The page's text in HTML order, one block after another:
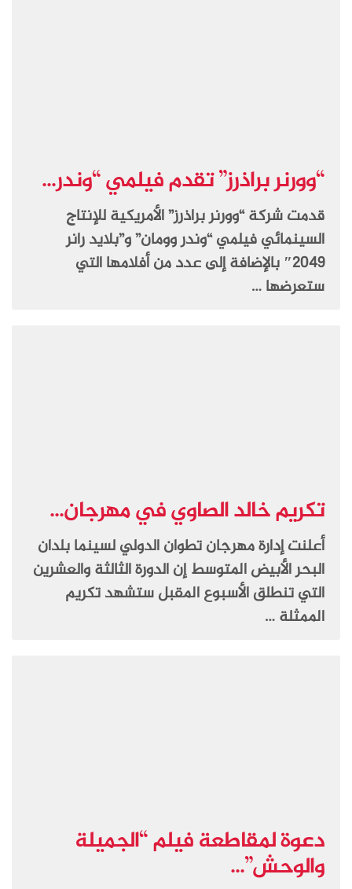
“وورنر براذرز” تقدم فيلمي “وندر...
قدمت شركة “وورنر براذرز” الأمريكية للإنتاج
السينمائي فيلمي “وندر وومان” و”بلايد رانر
2049″ بالإضافة إلى عدد من أفلامها التي
ستعرضها …
تكريم خالد الصاوي في مهرجان...
أعلنت إدارة مهرجان تطوان الدولي لسينما بلدان
البحر الأبيض المتوسط إن الدورة الثالثة والعشرين
التي تنطلق الأسبوع المقبل ستشهد تكريم
الممثلة …
دعوة لمقاطعة فيلم “الجميلة
والوحش”...